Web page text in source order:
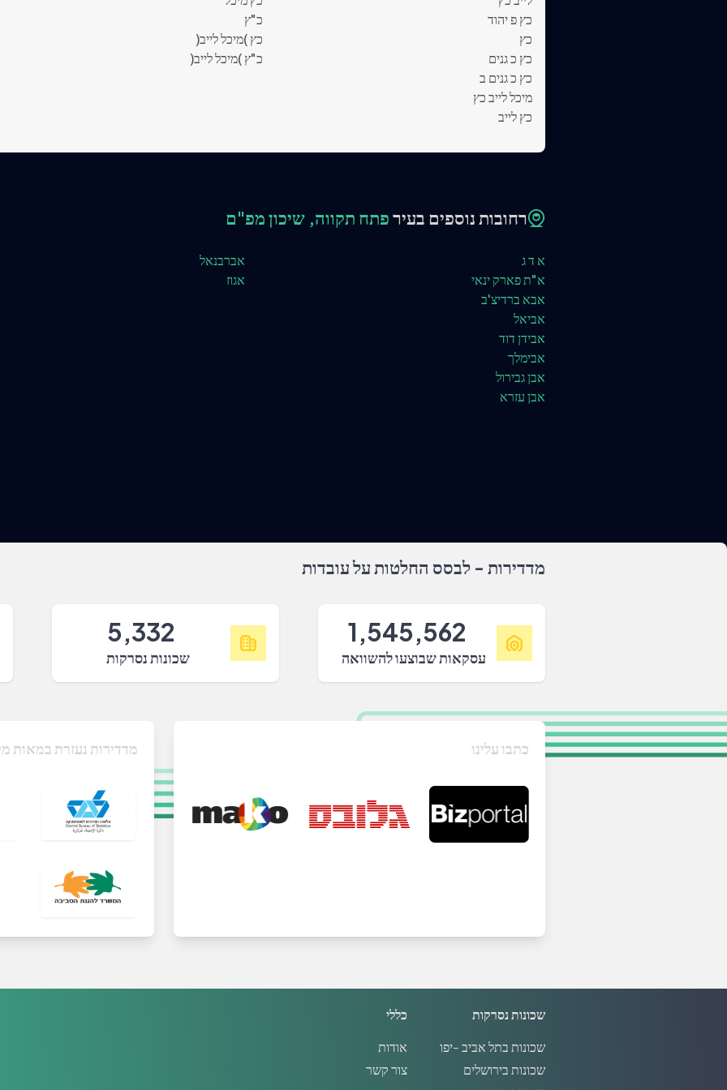
כץ פ יהוד
כץ
כץ כ גנים
כץ כ גנים ב
מיכל לייב כץ
כץ לייב
כ"ץ
כץ )מיכל לייב(
כ"ץ )מיכל לייב(
רחובות נוספים בעירפתח תקווה, שיכון מפ"ם
א ד ג
א"ת פארק ינאי
אבא ברדיצ'ב
אביאל
אבידן דוד
אבימלך
אבן גבירול
אבן עזרא
אברבנאל
אגוז
מדדירות - לבסס החלטות על עובדות
5,332
שכונות נסרקות
1,545,562
עסקאות שבוצעו להשוואה
מדדירות נעזרת במאות כתבו עלינו
כללי
אודות
צור קשר
שכונות נסרקות
שכונות בתל אביב -יפו
שכונות בירושלים